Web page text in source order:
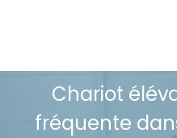
Chariot
fréquente